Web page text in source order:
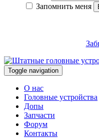
Запомнить меня
Toggle navigation
О нас
Головные устройства
Допы
Запчасти
Форум
Контакты